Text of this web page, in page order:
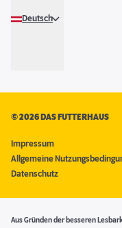
Deutsch
©2026 DAS FUTTERHAUS
Impressum
Allgemeine
Datenschutz
Aus Gründen der besseren